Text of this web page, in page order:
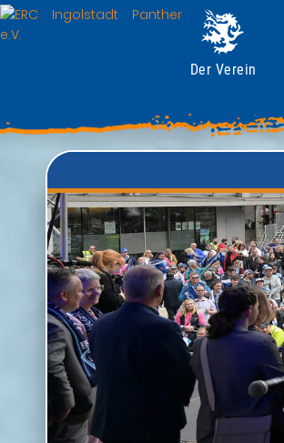
Der Verein